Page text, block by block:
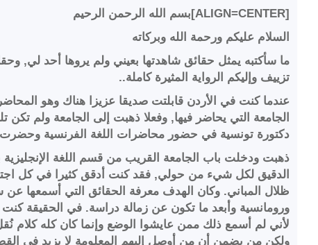
[ALIGN=CENTER]بسم الله الرحمن الرحيم
السلام عليكم ورحمة الله وبركاته
ما سأكتبه يمثل حقائق شاهدتها بعيني ولم يروها أحد لي,
تزييف وإليكم الرواية المثيرة كاملة..
عندما كنت في الأردن قابلتت صديقا عزيزا هناك وهو
الجامعة التي يحاضر فيها, وفعلا ذهبت إلى الجامعة ولم
دكتورة تونسية في حضور محاضرات اللغة الفرنسية
ذهبت ودخلت باب الجامعة القريب من قسم اللغة
الدقيق لكل شيء من حولي, فقد كنت أدقق كثيرا في كل
ظلال المباني. وكان الهدف معرفة الحقائق التي أسمعها عن
ورومانسية وأبعد ما تكون عن زمالة دراسة. في الحقيقة كنت
لأني لم أسمع ذلك ممن عايشوا الوضع وإنما كان كله كلام
ولكن من يضمن أن من أوصل إليهم المعلومة لا يزيد في